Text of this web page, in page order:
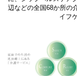
辺などの全国68か所の
イフ